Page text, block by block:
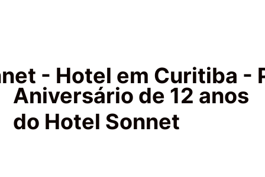
Aniversário de 12 anos
do Hotel Sonnet
- Hotel em Curitiba -